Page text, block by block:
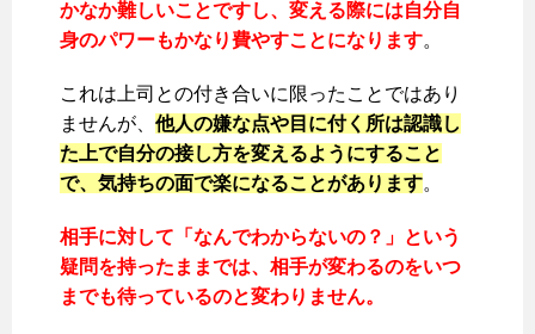
かなか難しいことですし、変える際には自分自
身のパワーもかなり費やすことになります。
これは上司との付き合いに限ったことではあり
ませんが、 他人の嫌な点や目に付く所は認識し
た上で自分の接し方を変えるようにすること
で、気持ちの面で楽になることがあります。
相手に対して「なんでわからないの？」という
疑問を持ったままでは、相手が変わるのをいつ
までも待っているのと変わりません。